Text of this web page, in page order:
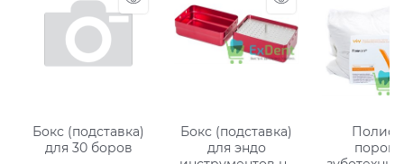
Бокс (подставка)
для 30 боров
Бокс (подставка)
для эндо